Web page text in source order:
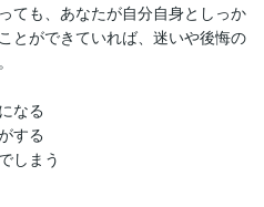
ても、あなたが自分自身としっか
とができていれば、迷いや後悔の
なる
する
しまう